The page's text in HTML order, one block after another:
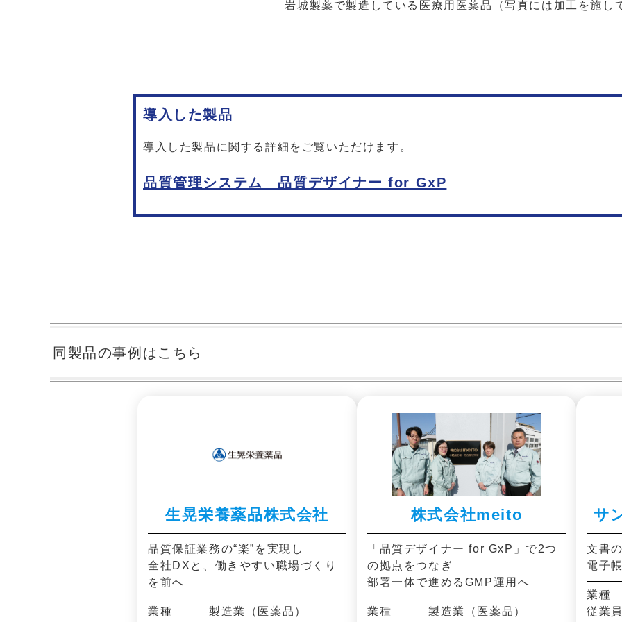
岩城製薬で製造している医療用医薬品（写真には加工を施して
導入した製品
導入した製品に関する詳細をご覧いただけます。
品質管理システム 品質デザイナー for GxP
同製品の事例はこちら
生晃栄養薬品株式会社
品質保証業務の“楽”を実現し
全社DXと、働きやすい職場づくり
を前へ
業種 製造業（医薬品）
株式会社meito
「品質デザイナー for GxP」で2つ
の拠点をつなぎ
部署一体で進めるGMP運用へ
業種 製造業（医薬品）
サ
文書
電子
業種
従業